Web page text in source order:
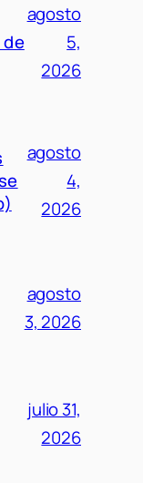
de
agosto
5,
2026
agosto
4,
2026
agosto
3, 2026
julio 31,
2026